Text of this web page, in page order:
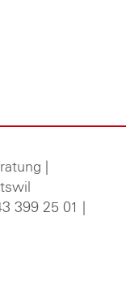
399 25 01 |